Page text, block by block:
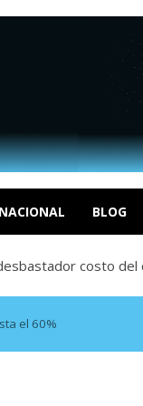
BLOG
apagones y
de derechos
un mercado
costo del
Por Dayana
apagones y
de derechos
un mercado
el 60%